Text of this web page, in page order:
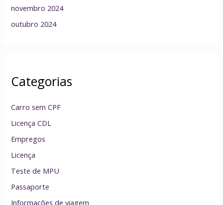
novembro 2024
outubro 2024
Categorias
Carro sem CPF
Licença CDL
Empregos
Licença
Teste de MPU
Passaporte
Informações de viagem